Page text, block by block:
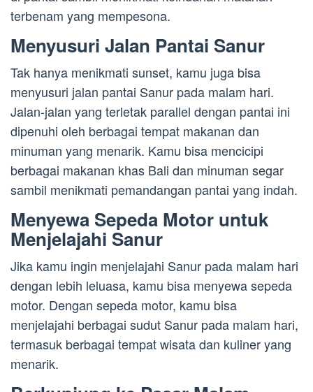
terbenam yang mempesona.
Menyusuri Jalan Pantai Sanur
Tak hanya menikmati sunset, kamu juga bisa
menyusuri jalan pantai Sanur pada malam hari.
Jalan-jalan yang terletak parallel dengan pantai ini
dipenuhi oleh berbagai tempat makanan dan
minuman yang menarik. Kamu bisa mencicipi
berbagai makanan khas Bali dan minuman segar
sambil menikmati pemandangan pantai yang indah.
Menyewa Sepeda Motor untuk
Menjelajahi Sanur
Jika kamu ingin menjelajahi Sanur pada malam hari
dengan lebih leluasa, kamu bisa menyewa sepeda
motor. Dengan sepeda motor, kamu bisa
menjelajahi berbagai sudut Sanur pada malam hari,
termasuk berbagai tempat wisata dan kuliner yang
menarik.